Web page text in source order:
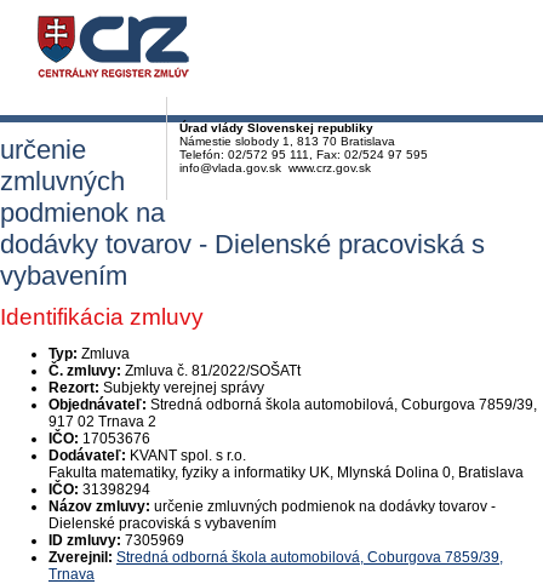
Úrad vlády Slovenskej republiky
Námestie slobody 1, 813 70 Bratislava
Telefón: 02/572 95 111, Fax: 02/524 97 595
info@vlada.gov.sk www.crz.gov.sk
určenie
zmluvných
podmienok na
dodávky tovarov - Dielenské pracoviská s
vybavením
Identifikácia zmluvy
Typ: Zmluva
Č. zmluvy: Zmluva č. 81/2022/SOŠATt
Rezort: Subjekty verejnej správy
Objednávateľ: Stredná odborná škola automobilová, Coburgova 7859/39,
917 02 Trnava 2
IČO: 17053676
Dodávateľ: KVANT spol. s r.o.
Fakulta matematiky, fyziky a informatiky UK, Mlynská Dolina 0, Bratislava
IČO: 31398294
Názov zmluvy: určenie zmluvných podmienok na dodávky tovarov -
Dielenské pracoviská s vybavením
ID zmluvy: 7305969
Zverejnil: Stredná odborná škola automobilová, Coburgova 7859/39,
Trnava